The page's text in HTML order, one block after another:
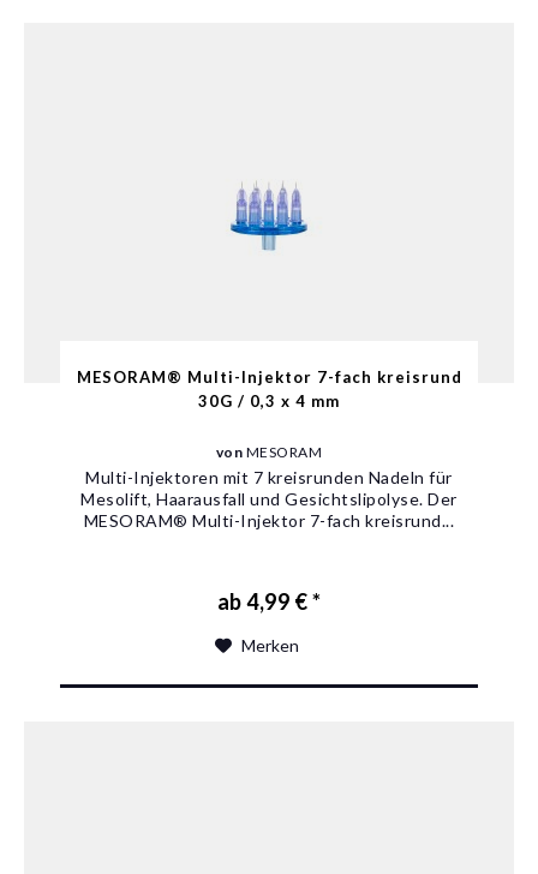
MESORAM® Multi-Injektor 7-fach kreisrund
30G / 0,3 x 4 mm
von MESORAM
Multi-Injektoren mit 7 kreisrunden Nadeln für
Mesolift, Haarausfall und Gesichtslipolyse. Der
MESORAM® Multi-Injektor 7-fach kreisrund...
ab 4,99 € *
Merken